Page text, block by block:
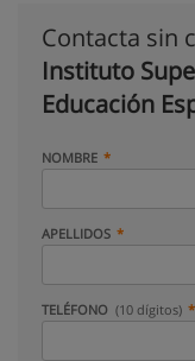
Contacta sin
Instituto
Educación
NOMBRE
APELLIDOS
TELÉFONO (10 dígitos)